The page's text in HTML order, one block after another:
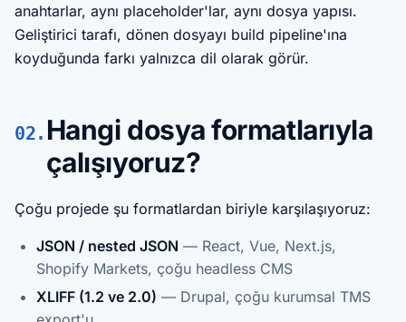
anahtarlar, aynı placeholder'lar, aynı dosya yapısı.
Geliştirici tarafı, dönen dosyayı build pipeline'ına
koyduğunda farkı yalnızca dil olarak görür.
02. Hangi dosya formatlarıyla
çalışıyoruz?
Çoğu projede şu formatlardan biriyle karşılaşıyoruz:
JSON / nested JSON — React, Vue, Next.js,
Shopify Markets, çoğu headless CMS
XLIFF (1.2 ve 2.0) — Drupal, çoğu kurumsal TMS